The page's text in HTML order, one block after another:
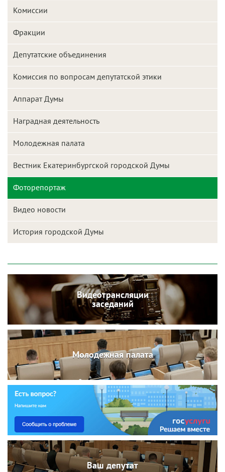
Комиссии
Фракции
Депутатские объединения
Комиссия по вопросам депутатской этики
Аппарат Думы
Наградная деятельность
Молодежная палата
Вестник Екатеринбургской городской Думы
Фоторепортаж
Видео новости
История городской Думы
Видеотрансляции
заседаний
Молодежная палата
Ваш депутат